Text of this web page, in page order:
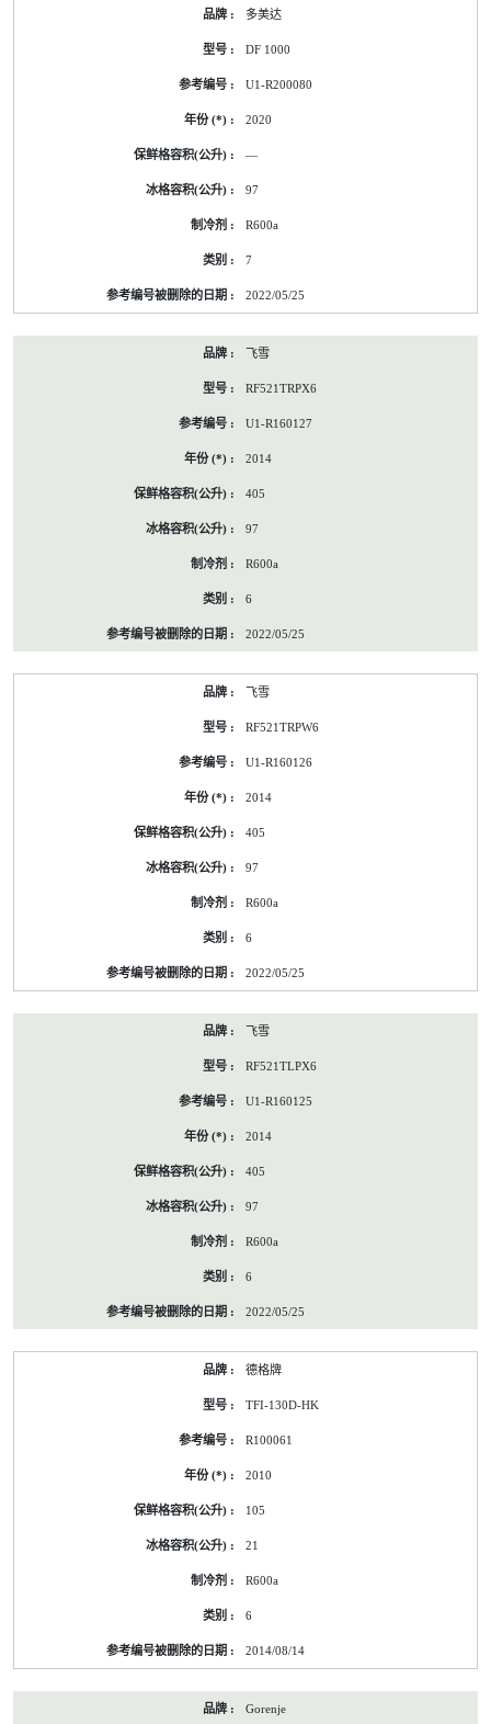
多美达
DF 1000
U1-R200080
2020
—
97
R600a
7
2022/05/25
飞雪
RF521TRPX6
U1-R160127
2014
405
97
R600a
6
2022/05/25
飞雪
RF521TRPW6
U1-R160126
2014
405
97
R600a
6
2022/05/25
飞雪
RF521TLPX6
U1-R160125
2014
405
97
R600a
6
2022/05/25
德格牌
TFI-130D-HK
R100061
2010
105
21
R600a
6
2014/08/14
Gorenje